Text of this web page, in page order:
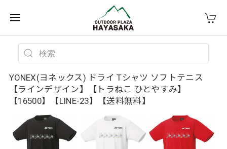
YONEX(ヨネックス) ドライ Tシャツ ソフトテニス
【ラインデザイン】【トラねこ ひとやすみ】
【16500】【LINE-23】【送料無料】